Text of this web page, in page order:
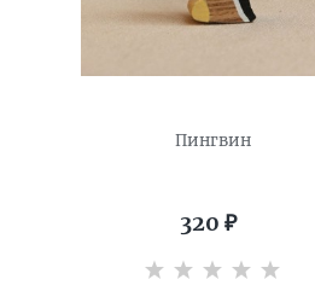
Пингвин
320 ₽